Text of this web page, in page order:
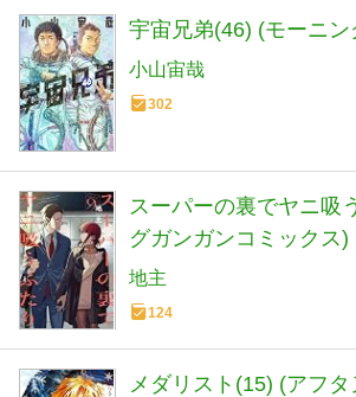
宇宙兄弟(46) (モーニン
小山宙哉
302
スーパーの裏でヤニ吸
グガンガンコミックス)
地主
124
メダリスト(15) (アフ